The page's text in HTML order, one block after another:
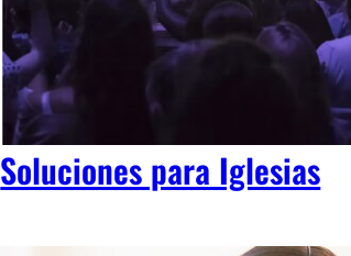
Soluciones para Iglesias